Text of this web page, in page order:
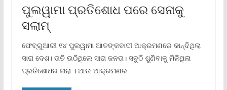
ପୁଲୱାମା ପ୍ରତିଶୋଧ ପରେ ସେନାକୁ
ସଲାମ୍
ଫେବ୍ରୁଆରୀ ୧୪ ପୁଲୱାମା ଆତଙ୍କବାଦୀ ଆକ୍ରମଣରେ କାନ୍ଦିଥିଲା
ସାରା ଦେଶ। ତାତି ଉଠିଥିଲେ ସାରା ଜନତା। ସବୁଠି ଶୁଣିବାକୁ ମିଳିଥିଲା
ପ୍ରତିଶୋଧର ନାରା । ଆଉ ଆକ୍ରମଣର